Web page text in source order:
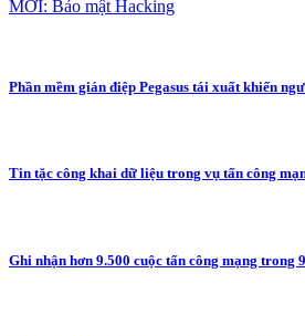
MỚI: Bảo mật Hacking
Phần mềm gián điệp Pegasus tái xuất khiến
Tin tặc công khai dữ liệu trong vụ tấn công
Ghi nhận hơn 9.500 cuộc tấn công mạng trong